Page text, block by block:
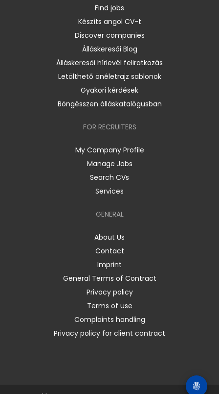
Find jobs
Készíts angol CV-t
Discover companies
Álláskeresői Blog
Álláskeresői hírlevél feliratkozás
Letölthető önéletrajz sablonok
Gyakori kérdések
Böngésszen álláskatalógusban
FOR RECRUITERS
My Company Profile
Manage Jobs
Search CVs
Services
GENERAL
About Us
Contact
Imprint
General Terms of Contract
Privacy policy
Terms of use
Complaints handling
Privacy policy for client contract